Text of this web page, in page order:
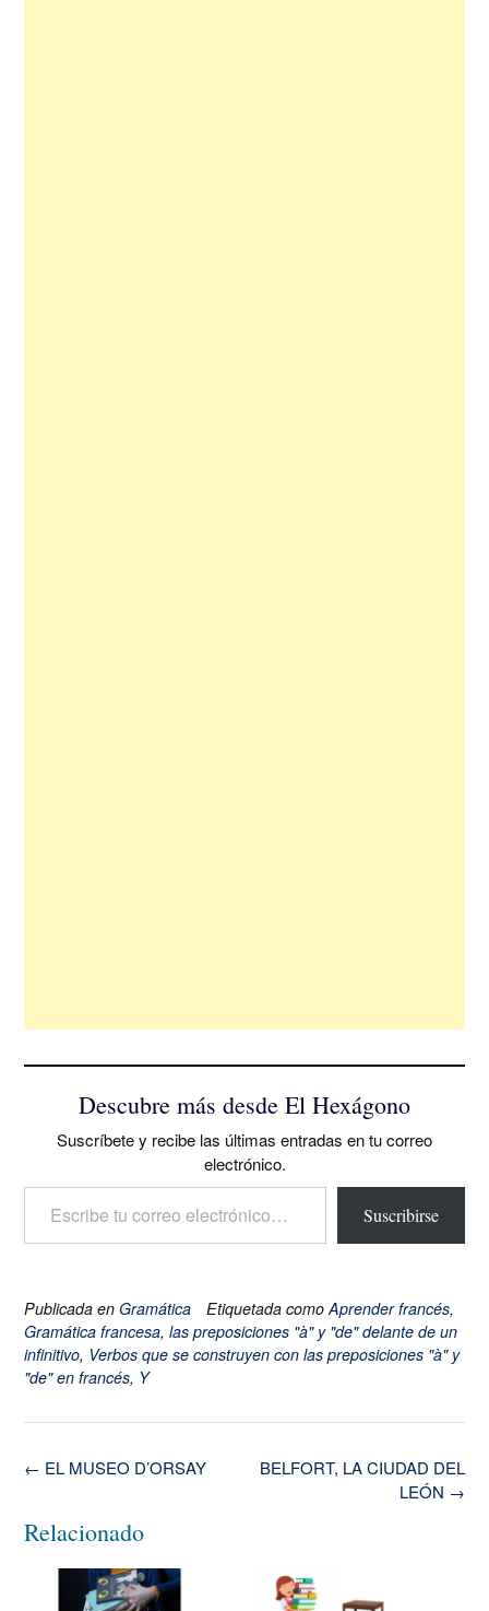
Descubre más desde El Hexágono
Suscríbete y recibe las últimas entradas en tu correo
electrónico.
Escribe tu correo electrónico…
Suscribirse
Publicada en Gramática Etiquetada como Aprender francés,
Gramática francesa, las preposiciones "à" y "de" delante de un
infinitivo, Verbos que se construyen con las preposiciones "à" y
"de" en francés, Y
Navegación
entrada
BELFORT, LA CIUDAD DEL
LEÓN →
← EL MUSEO D’ORSAY
Relacionado